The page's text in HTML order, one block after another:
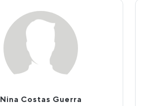
Nina Costas Guerra